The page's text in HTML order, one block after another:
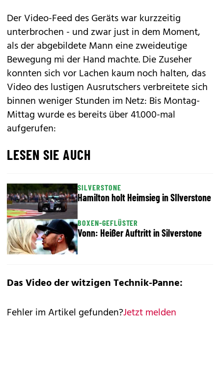
Der Video-Feed des Geräts war kurzzeitig
unterbrochen - und zwar just in dem Moment,
als der abgebildete Mann eine zweideutige
Bewegung mi der Hand machte. Die Zuseher
konnten sich vor Lachen kaum noch halten, das
Video des lustigen Ausrutschers verbreitete sich
binnen weniger Stunden im Netz: Bis Montag-
Mittag wurde es bereits über 41.000-mal
aufgerufen:
LESEN SIE AUCH
SILVERSTONE
Hamilton holt Heimsieg in SIlverstone
BOXEN-GEFLÜSTER
Vonn: Heißer Auftritt in Silverstone
Das Video der witzigen Technik-Panne:
Fehler im Artikel gefunden?Jetzt melden